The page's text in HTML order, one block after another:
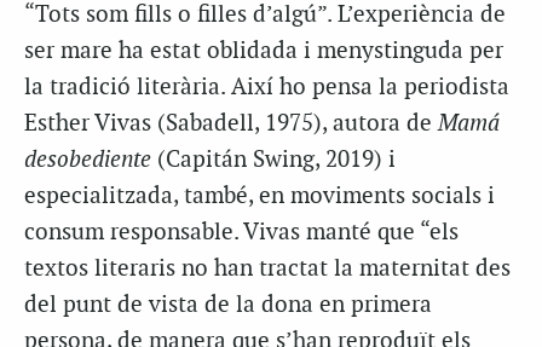
“Tots som fills o filles d’algú”. L’experiència de
ser mare ha estat oblidada i menystinguda per
la tradició literària. Així ho pensa la periodista
Esther Vivas (Sabadell, 1975), autora deMamá
desobediente (Capitán Swing, 2019) i
especialitzada, també, en moviments socials i
consum responsable. Vivas manté que “els
textos literaris no han tractat la maternitat des
del punt de vista de la dona en primera